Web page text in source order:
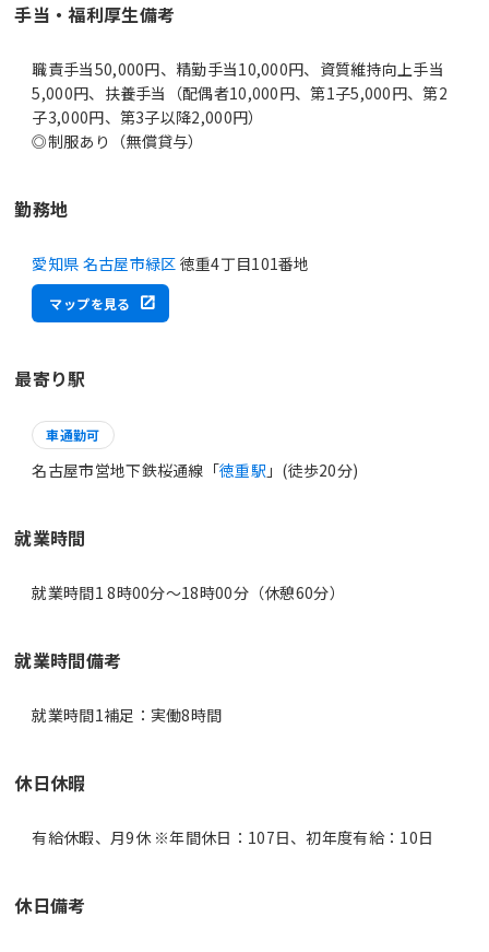
手当・福利厚生備考
職責手当50,000円、精勤手当10,000円、資質維持向上手当
5,000円、扶養手当（配偶者10,000円、第1子5,000円、第2
子3,000円、第3子以降2,000円）
◎制服あり（無償貸与）
勤務地
愛知県 名古屋市緑区 徳重4丁目101番地
マップを見る
最寄り駅
車通勤可
名古屋市営地下鉄桜通線「徳重駅 」(徒歩20分)
就業時間
就業時間1 8時00分〜18時00分（休憩60分）
就業時間備考
休日休暇
有給休暇、月9休 ※年間休日：107日、初年度有給：10日
休日備考